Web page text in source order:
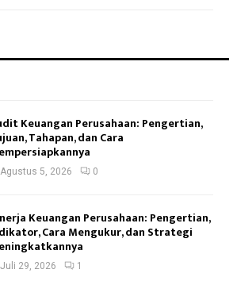
Keuangan Perusahaan: Pengertian,
Tahapan, dan Cara
Agustus 5, 2026 0
Keuangan Perusahaan: Pengertian,
Cara Mengukur, dan Strategi
Juli 29, 2026 1